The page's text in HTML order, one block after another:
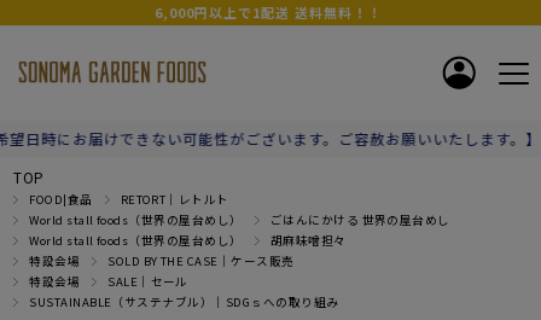
6,000円以上で1配送 送料無料！！
能性がございます。ご容赦お願いいたします。】
TOP
FOOD|食品
RETORT｜レトルト
World stall foods（世界の屋台めし）
ごはんにかける 世界の屋台めし
World stall foods（世界の屋台めし）
胡麻味噌担々
特設会場
SOLD BY THE CASE｜ケース販売
特設会場
SALE｜セール
SUSTAINABLE（サステナブル）｜SDGｓへの取り組み